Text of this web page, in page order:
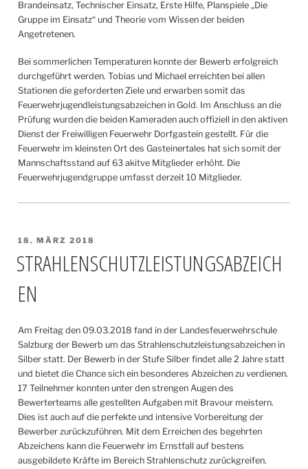
Brandeinsatz, Technischer Einsatz, Erste Hilfe, Planspiele „Die
Gruppe im Einsatz“ und Theorie vom Wissen der beiden
Angetretenen.
Bei sommerlichen Temperaturen konnte der Bewerb erfolgreich
durchgeführt werden. Tobias und Michael erreichten bei allen
Stationen die geforderten Ziele und erwarben somit das
Feuerwehrjugendleistungsabzeichen in Gold. Im Anschluss an die
Prüfung wurden die beiden Kameraden auch offiziell in den aktiven
Dienst der Freiwilligen Feuerwehr Dorfgastein gestellt. Für die
Feuerwehr im kleinsten Ort des Gasteinertales hat sich somit der
Mannschaftsstand auf 63 akitve Mitglieder erhöht. Die
Feuerwehrjugendgruppe umfasst derzeit 10 Mitglieder.
VERÖFFENTLICHT
18. MÄRZ 2018
STRAHLENSCHUTZLEISTUNGSABZEICH
EN
Am Freitag den 09.03.2018 fand in der Landesfeuerwehrschule
Salzburg der Bewerb um das Strahlenschutzleistungsabzeichen in
Silber statt. Der Bewerb in der Stufe Silber findet alle 2 Jahre statt
und bietet die Chance sich ein besonderes Abzeichen zu verdienen.
17 Teilnehmer konnten unter den strengen Augen des
Bewerterteams alle gestellten Aufgaben mit Bravour meistern.
Dies ist auch auf die perfekte und intensive Vorbereitung der
Bewerber zurückzuführen. Mit dem Erreichen des begehrten
Abzeichens kann die Feuerwehr im Ernstfall auf bestens
ausgebildete Kräfte im Bereich Strahlenschutz zurückgreifen.